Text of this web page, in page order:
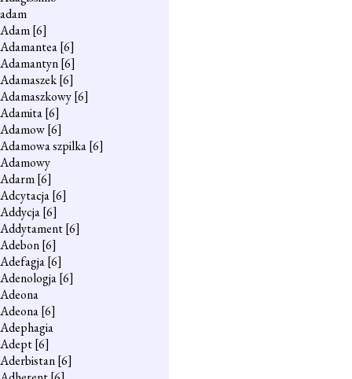
adam
Adam[6]
Adamantea[6]
Adamantyn[6]
Adamaszek[6]
Adamaszkowy[6]
Adamita[6]
Adamow[6]
Adamowa szpilka[6]
Adamowy
Adarm[6]
Adcytacja[6]
Addycja[6]
Addytament[6]
Adebon[6]
Adefagja[6]
Adenologja[6]
Adeona
Adeona[6]
Adephagia
Adept[6]
Aderbistan[6]